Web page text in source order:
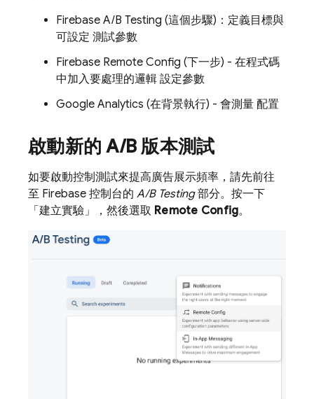
Firebase A/B Testing (這個步驟)：定義目標與
可設定 測試參數
Firebase Remote Config (下一步) - 在程式碼
中加入要處理的邏輯 設定參數
Google Analytics (在背景執行) - 會測量 配置
啟動新的 A/B 版本測試
如要啟動控制測試來提高廣告展示頻率，請先前往
至 Firebase 控制台的 A/B Testing部分。按一下
「建立實驗」
，然後選取 Remote Config。